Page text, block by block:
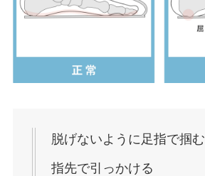
脱げないように足指で掴む
指先で引っかける